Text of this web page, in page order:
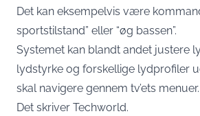
Det kan eksempelvis være
sportstilstand” eller “øg bassen”.
Systemet kan blandt andet justere
lydstyrke og forskellige lydprofiler
skal navigere gennem tv’ets menuer.
Det skriver Techworld.